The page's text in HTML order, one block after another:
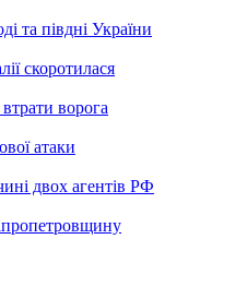
та півдні України
скоротилася
ворога
атаки
двох агентів РФ